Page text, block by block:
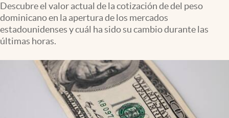
PC y mobile
Lifestyle
Descubre el valor actual de la cotización de del peso
dominicano en la apertura de los mercados
estadounidenses y cuál ha sido su cambio durante las
últimas horas.